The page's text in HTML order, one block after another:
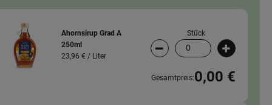
ändern
Ahornsirup Grad A
250ml
23,96 € / Liter
Stück
Artikelanzahl verringern
Gesamtpreis:0,00 €